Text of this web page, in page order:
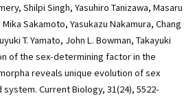
Shilpi Singh, Yasuhiro Tanizawa, Masaru
Sakamoto, Yasukazu Nakamura, Chang
T. Yamato, John L. Bowman, Takayuki
of the sex-determining factor in the
reveals unique evolution of sex
Current Biology, 31(24), 5522-